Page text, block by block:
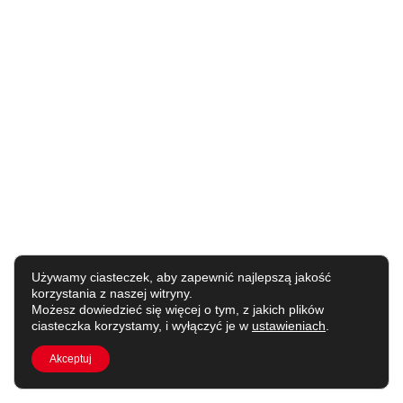
Używamy ciasteczek, aby zapewnić najlepszą jakość
korzystania z naszej witryny.
Możesz dowiedzieć się więcej o tym, z jakich plików
ciasteczka korzystamy, i wyłączyć je w ustawieniach
Akceptuj